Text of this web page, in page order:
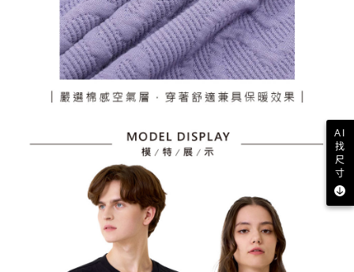
AI
找
尺
寸